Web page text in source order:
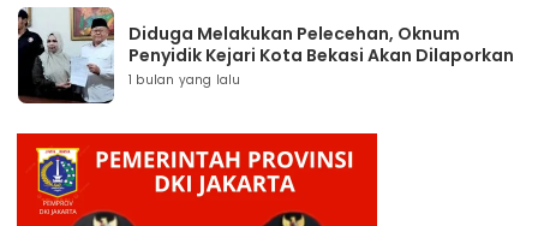
Diduga Melakukan Pelecehan, Oknum
Penyidik Kejari Kota Bekasi Akan Dilaporkan
1 bulan yang lalu